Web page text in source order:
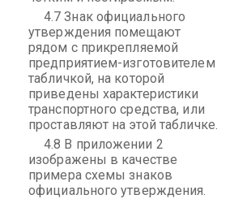
4.7 Знак официального
утверждения помещают
рядом с прикрепляемой
предприятием-изготовителем
табличкой, на которой
приведены характеристики
транспортного средства, или
проставляют на этой табличке.
4.8 В приложении 2
изображены в качестве
примера схемы знаков
официального утверждения.